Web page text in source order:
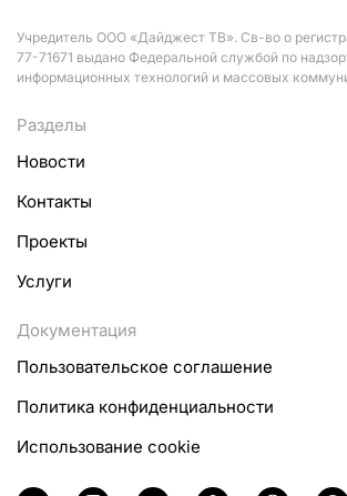
Учредитель ООО «Дайджест ТВ». Св-во о
77-71671 выдано Федеральной службой по
информационных технологий и массовых
Разделы
Новости
Контакты
Проекты
Услуги
Документация
Пользовательское соглашение
Политика конфиденциальности
Использование cookie